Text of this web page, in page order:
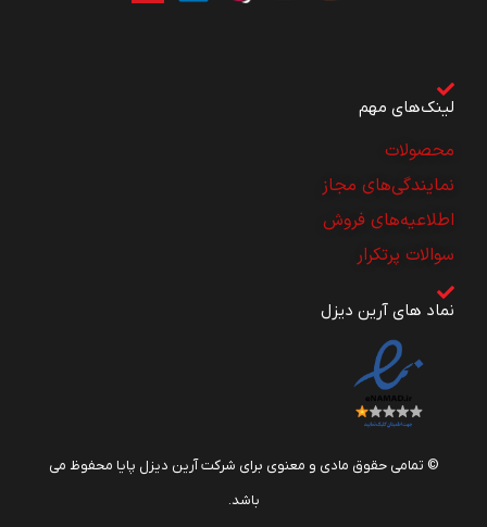
لینک‌های مهم
محصولات
نمایندگی‌های مجاز
اطلاعیه‌های فروش
سوالات پرتکرار
نماد های آرین دیزل
© تمامی حقوق مادی و معنوی برای شرکت آرین دیزل پایا محفوظ می
باشد.